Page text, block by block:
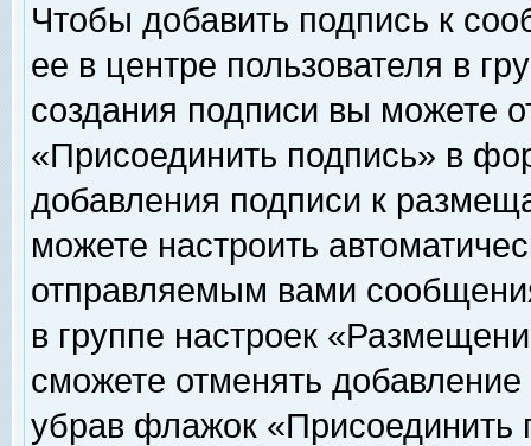
Чтобы добавить подпись к
ее в центре пользователя в
создания подписи вы можете
«Присоединить подпись» в
добавления подписи к
можете настроить
отправляемым вами
в группе настроек
сможете отменять
убрав флажок «Присоединить